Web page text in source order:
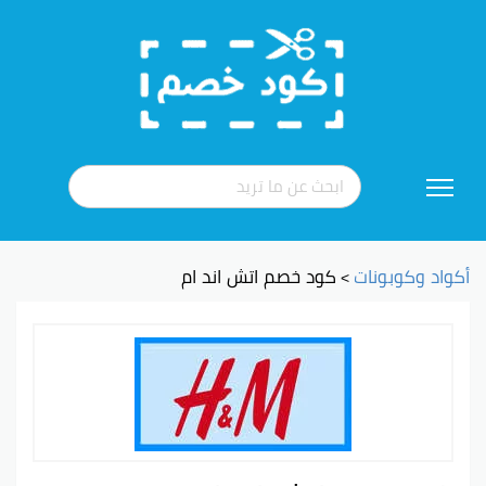
إلى
أكواد وكوبونات>كود خصم اتش اند ام